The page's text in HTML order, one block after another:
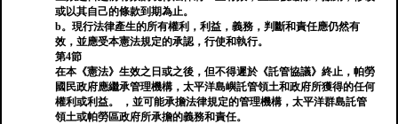
或以其自己的條款到期為止。
b。現行法律產生的所有權利，利益，義務，判斷和責任應仍然有
效，並應受本憲法規定的承認，行使和執行。
第4節
在本《憲法》生效之日或之後，但不得遲於《託管協議》終止，帕勞
國民政府應繼承管理機構，太平洋島嶼託管領土和政府所獲得的任何
權利或利益。 ，並可能承擔法律規定的管理機構，太平洋群島託管
領土或帕勞區政府所承擔的義務和責任。